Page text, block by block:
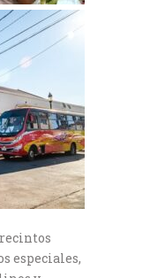
especiales,